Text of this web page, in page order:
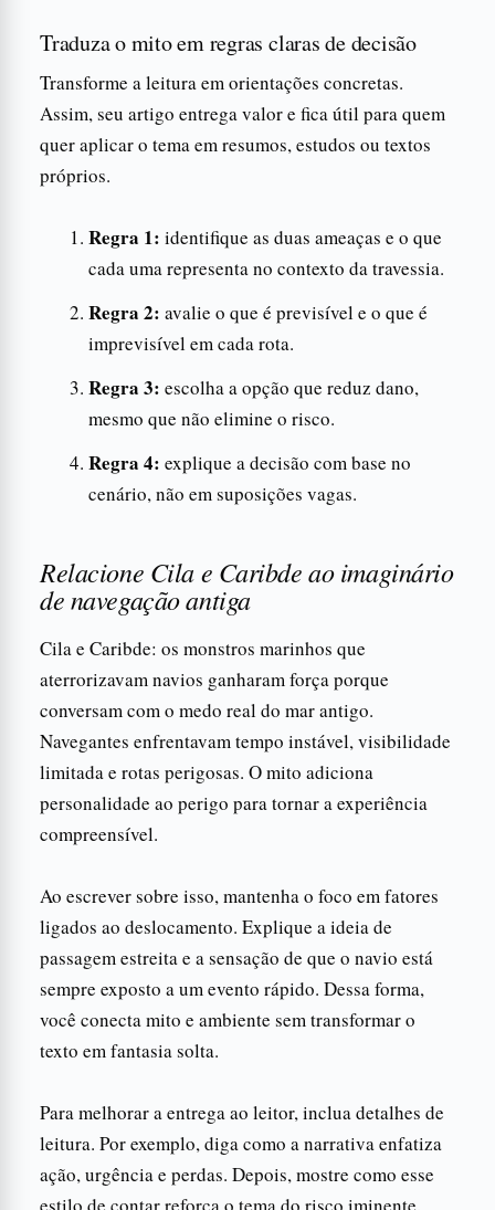
Traduza o mito em regras claras de decisão
Transforme a leitura em orientações concretas.
Assim, seu artigo entrega valor e fica útil para quem
quer aplicar o tema em resumos, estudos ou textos
próprios.
Regra 1: identifique as duas ameaças e o que
cada uma representa no contexto da travessia.
Regra 2: avalie o que é previsível e o que é
imprevisível em cada rota.
Regra 3: escolha a opção que reduz dano,
mesmo que não elimine o risco.
Regra 4: explique a decisão com base no
cenário, não em suposições vagas.
Relacione Cila e Caribde ao imaginário
de navegação antiga
Cila e Caribde: os monstros marinhos que
aterrorizavam navios ganharam força porque
conversam com o medo real do mar antigo.
Navegantes enfrentavam tempo instável, visibilidade
limitada e rotas perigosas. O mito adiciona
personalidade ao perigo para tornar a experiência
compreensível.
Ao escrever sobre isso, mantenha o foco em fatores
ligados ao deslocamento. Explique a ideia de
passagem estreita e a sensação de que o navio está
sempre exposto a um evento rápido. Dessa forma,
você conecta mito e ambiente sem transformar o
texto em fantasia solta.
Para melhorar a entrega ao leitor, inclua detalhes de
leitura. Por exemplo, diga como a narrativa enfatiza
ação, urgência e perdas. Depois, mostre como esse
estilo de contar reforça o tema do risco iminente.